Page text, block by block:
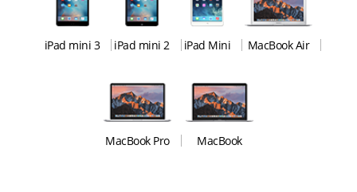
iPad mini 3 iPad mini 2 iPad Mini MacBook Air
MacBook Pro MacBook